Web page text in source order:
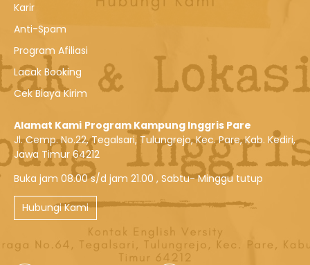
Karir
Anti-Spam
Program Afiliasi
Lacak Booking
Cek Biaya Kirim
Alamat Kami Program Kampung Inggris Pare
Jl. Cemp. No.22, Tegalsari, Tulungrejo, Kec. Pare, Kab. Kediri,
Jawa Timur 64212
Buka jam 08.00 s/d jam 21.00 , Sabtu- Minggu tutup
Hubungi Kami